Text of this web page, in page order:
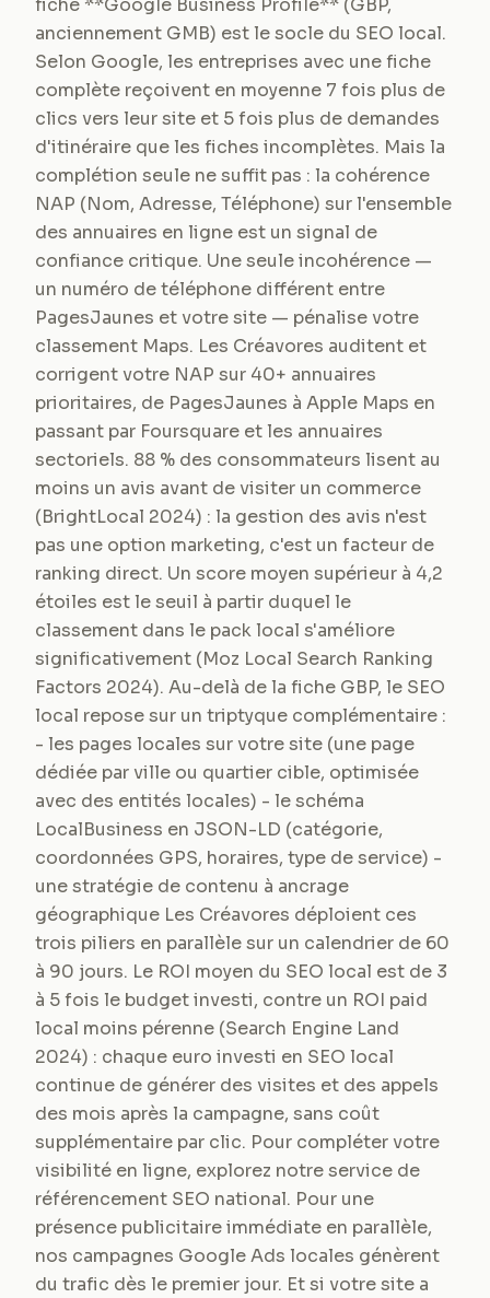
fiche **Google Business Profile** (GBP,
anciennement GMB) est le socle du SEO local.
Selon Google, les entreprises avec une fiche
complète reçoivent en moyenne 7 fois plus de
clics vers leur site et 5 fois plus de demandes
d'itinéraire que les fiches incomplètes. Mais la
complétion seule ne suffit pas : la cohérence
NAP (Nom, Adresse, Téléphone) sur l'ensemble
des annuaires en ligne est un signal de
confiance critique. Une seule incohérence —
un numéro de téléphone différent entre
PagesJaunes et votre site — pénalise votre
classement Maps. Les Créavores auditent et
corrigent votre NAP sur 40+ annuaires
prioritaires, de PagesJaunes à Apple Maps en
passant par Foursquare et les annuaires
sectoriels. 88 % des consommateurs lisent au
moins un avis avant de visiter un commerce
(BrightLocal 2024) : la gestion des avis n'est
pas une option marketing, c'est un facteur de
ranking direct. Un score moyen supérieur à 4,2
étoiles est le seuil à partir duquel le
classement dans le pack local s'améliore
significativement (Moz Local Search Ranking
Factors 2024). Au-delà de la fiche GBP, le SEO
local repose sur un triptyque complémentaire :
- les pages locales sur votre site (une page
dédiée par ville ou quartier cible, optimisée
avec des entités locales) - le schéma
LocalBusiness en JSON-LD (catégorie,
coordonnées GPS, horaires, type de service) -
une stratégie de contenu à ancrage
géographique Les Créavores déploient ces
trois piliers en parallèle sur un calendrier de 60
à 90 jours. Le ROI moyen du SEO local est de 3
à 5 fois le budget investi, contre un ROI paid
local moins pérenne (Search Engine Land
2024) : chaque euro investi en SEO local
continue de générer des visites et des appels
des mois après la campagne, sans coût
supplémentaire par clic. Pour compléter votre
visibilité en ligne, explorez notre service de
référencement SEO national. Pour une
présence publicitaire immédiate en parallèle,
nos campagnes Google Ads locales génèrent
du trafic dès le premier jour. Et si votre site a